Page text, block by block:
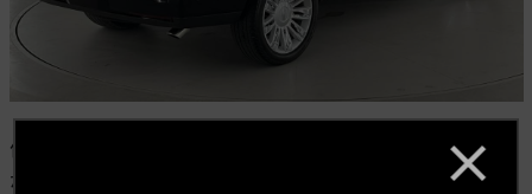
何と言ってもこのカッコいいエクステリアデザインこそ
がエスカレードの選ばれる最も大きな理由の一つです。